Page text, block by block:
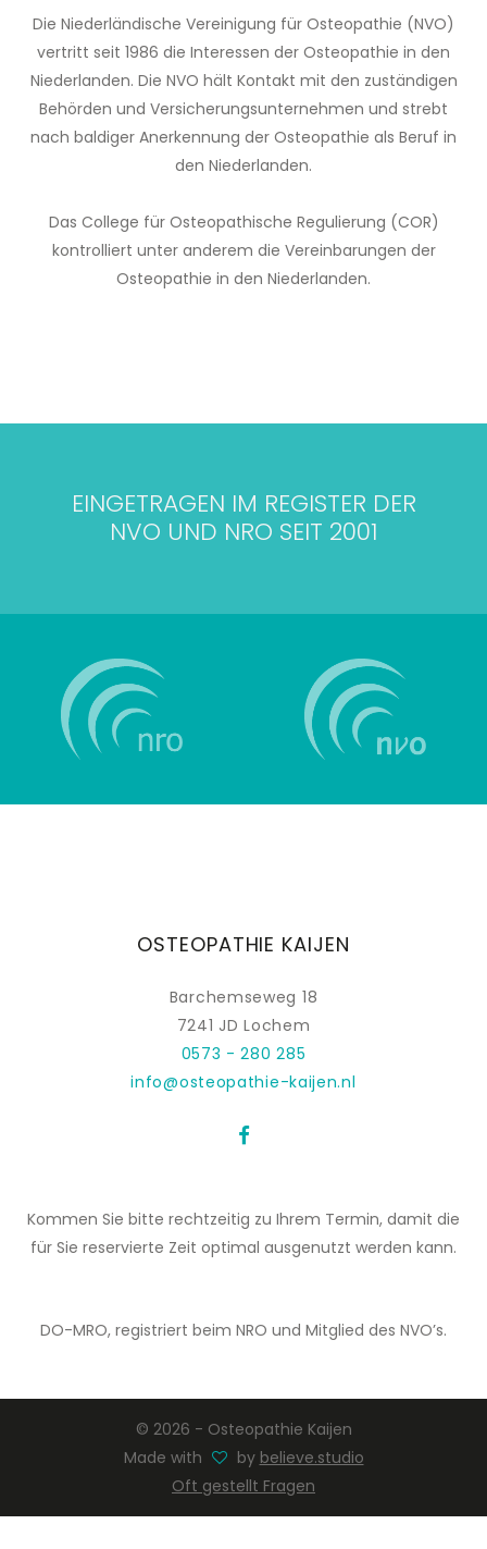
Die Niederländische Vereinigung für Osteopathie (NVO)
vertritt seit 1986 die Interessen der Osteopathie in den
Niederlanden. Die NVO hält Kontakt mit den zuständigen
Behörden und Versicherungsunternehmen und strebt
nach baldiger Anerkennung der Osteopathie als Beruf in
den Niederlanden.
Das College für Osteopathische Regulierung (COR)
kontrolliert unter anderem die Vereinbarungen der
Osteopathie in den Niederlanden.
EINGETRAGEN IM REGISTER DER
NVO UND NRO SEIT 2001
OSTEOPATHIE KAIJEN
Barchemseweg 18
7241 JD Lochem
0573 - 280 285
info@osteopathie-kaijen.nl
Kommen Sie bitte rechtzeitig zu Ihrem Termin, damit die
für Sie reservierte Zeit optimal ausgenutzt werden kann.
DO-MRO, registriert beim NRO und Mitglied des NVO’s.
© 2026 - Osteopathie Kaijen
Made with
by believe.studio
Oft gestellt Fragen